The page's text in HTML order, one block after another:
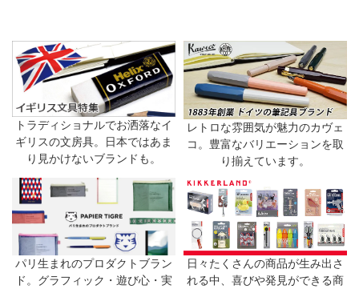
トラディショナルでお洒落なイ
ギリスの文房具。日本ではあま
り見かけないブランドも。
レトロな雰囲気が魅力のカヴェ
コ。豊富なバリエーションを取
り揃えています。
パリ生まれのプロダクトブラン
ド。グラフィック・遊び心・実
日々たくさんの商品が生み出さ
れる中、喜びや発見ができる商